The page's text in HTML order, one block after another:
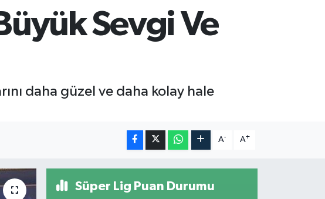
Sevgi Ve
daha güzel ve daha kolay hale
A- A+
Süper Lig Puan Durumu